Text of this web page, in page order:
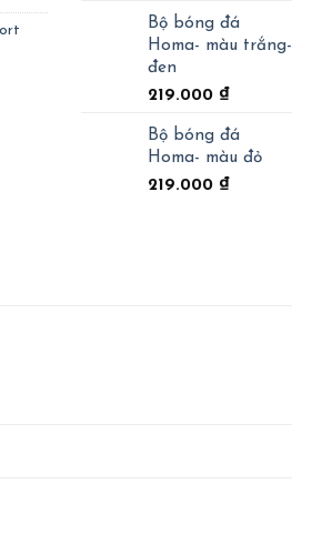
Bộ bóng đá
Homa- màu trắng-
đen
219.000 ₫
Bộ bóng đá
Homa- màu đỏ
219.000 ₫